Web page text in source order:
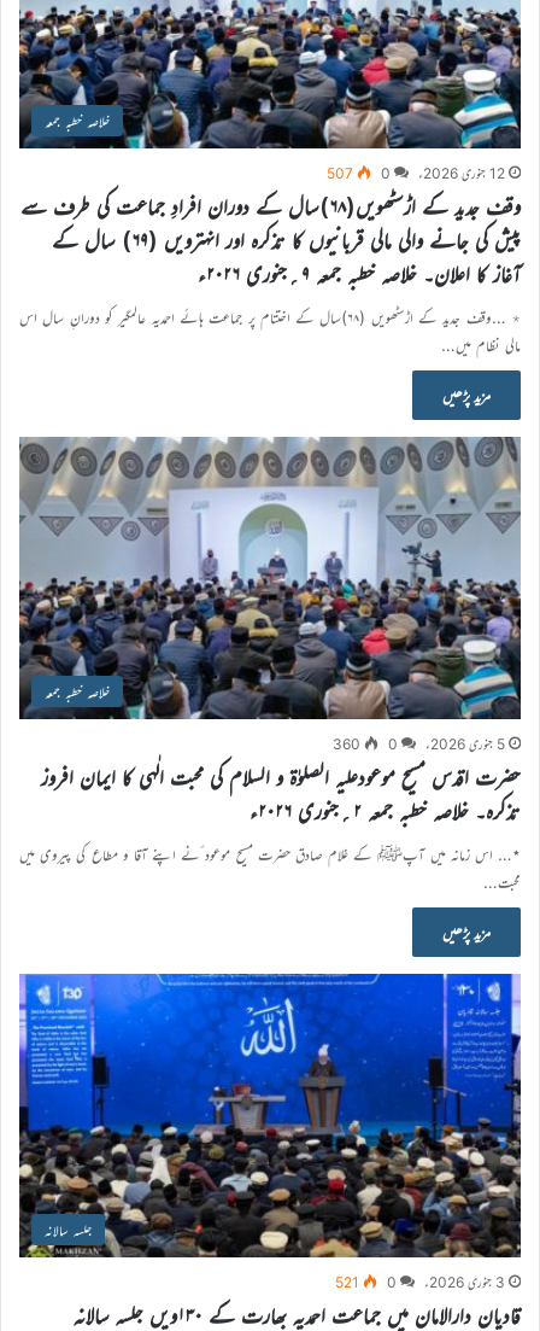
خلاصہ خطبہ جمعہ
12 جنوری 2026ء 0
507
وقف جدید کے اڑسٹھویں(۶۸)سال کے دوران افرادِ جماعت کی طرف سے
پیش کی جانے والی مالی قربانیوں کا تذکرہ اور انہترویں (۶۹) سال کے
آغاز کا اعلان۔ خلاصہ خطبہ جمعہ ۹؍جنوری ۲۰۲۶ء
٭ …وقف جدید کے اڑسٹھویں (۶۸)سال کے اختتام پر جماعت ہائے احمدیہ عالمگیر کو دورانِ سال اس
مالی نظام میں…
مزید پڑھیں
خلاصہ خطبہ جمعہ
5 جنوری 2026ء 0
360
حضرت اقدس مسیح موعودعلیہ الصلوٰۃ و السلام کی محبت الٰہی کا ایمان افروز
تذکرہ۔ خلاصہ خطبہ جمعہ ۲؍جنوری ۲۰۲۶ء
٭… اس زمانہ میں آپﷺ کے غلام صادق حضرت مسیح موعود ؑنے اپنے آقا و مطاع کی پیروی میں
محبت…
مزید پڑھیں
جلسہ سالانہ
3 جنوری 2026ء 0
521
قادیان دارالامان میں جماعت احمدیہ بھارت کے ۱۳۰ویں جلسہ سالانہ